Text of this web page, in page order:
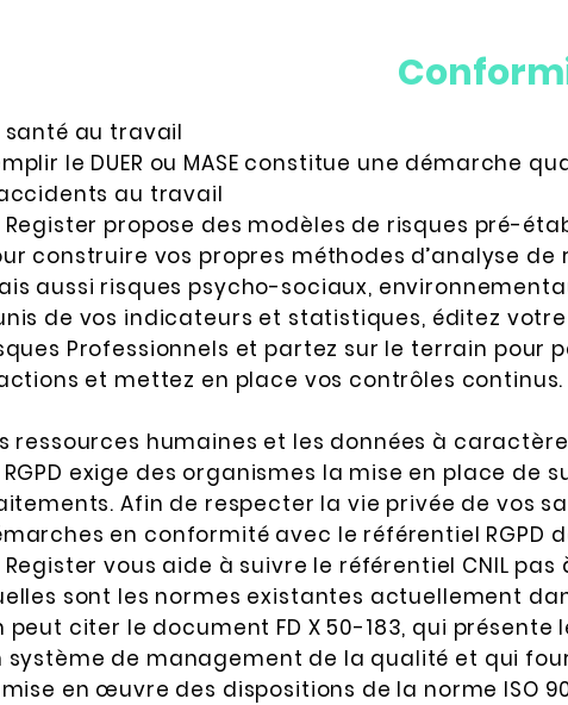
santé au travail
le DUER ou MASE constitue une démarche
au travail
Register propose des modèles de risques pré-
construire vos propres méthodes d’analyse de
aussi risques psycho-sociaux,
de vos indicateurs et statistiques, éditez
Professionnels et partez sur le terrain pour
et mettez en place vos contrôles continus.
ressources humaines et les données à
RGPD exige des organismes la mise en place de
Afin de respecter la vie privée de vos
en conformité avec le référentiel RGPD
Register vous aide à suivre le référentiel CNIL pas
sont les normes existantes actuellement
peut citer le document FD X 50-183, qui
système de management de la qualité et qui
en œuvre des dispositions de la norme ISO